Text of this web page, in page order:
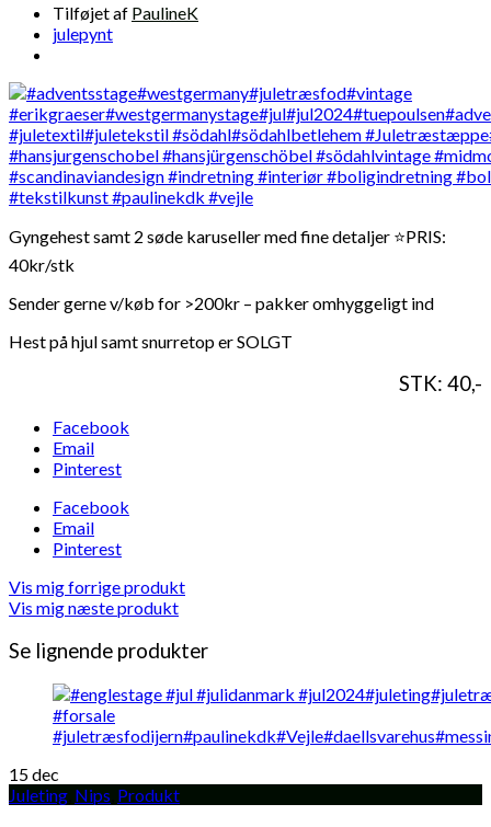
Tilføjet af PaulineK
julepynt
Gyngehest samt 2 søde karuseller med fine detaljer ⭐️PRIS:
40kr/stk
Sender gerne v/køb for >200kr – pakker omhyggeligt ind
Hest på hjul samt snurretop er SOLGT
STK: 40,-
Facebook
Email
Pinterest
Facebook
Email
Pinterest
Vis mig forrige produkt
Vis mig næste produkt
Se lignende produkter
15dec
Juleting Nips Produkt